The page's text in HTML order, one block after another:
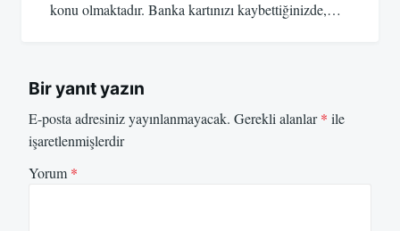
konu olmaktadır. Banka kartınızı kaybettiğinizde,…
Bir yanıt yazın
E-posta adresiniz yayınlanmayacak. Gerekli alanlar* ile
işaretlenmişlerdir
Yorum *